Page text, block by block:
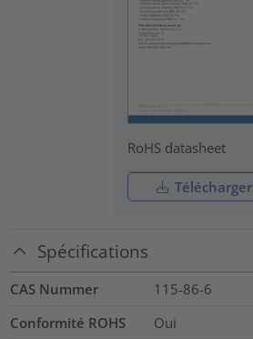
RoHS datasheet
Télécharger
Spécifications
CAS Nummer
115-86-6
Conformité ROHS
Oui